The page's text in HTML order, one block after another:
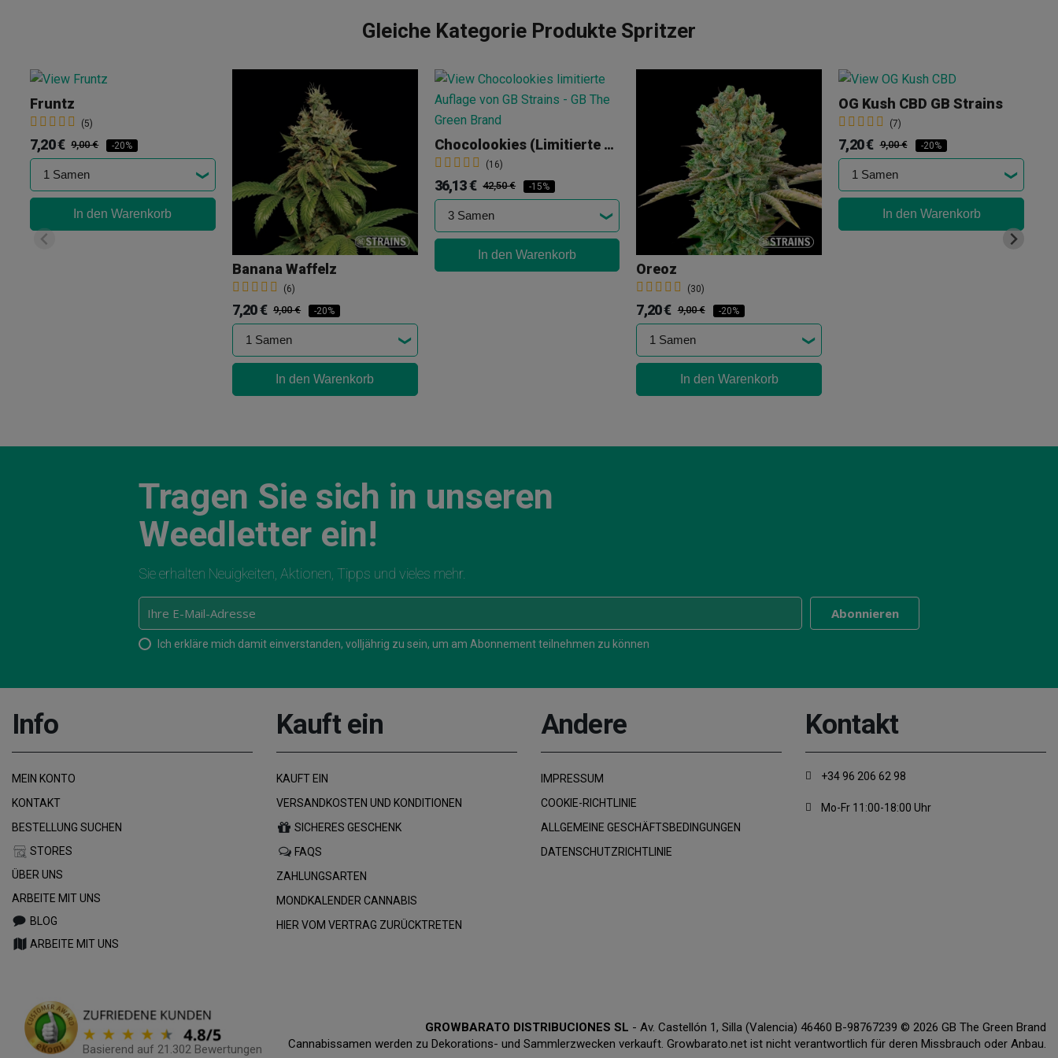
Gleiche Kategorie Produkte Spritzer
Fruntz
(5)
7,20 € 9,00 € -20%
In den Warenkorb
Banana Waffelz
(6)
7,20 € 9,00 € -20%
In den Warenkorb
Chocolookies (limitierte Auflage)
(16)
36,13 € 42,50 € -15%
In den Warenkorb
Oreoz
(30)
7,20 € 9,00 € -20%
In den Warenkorb
OG Kush CBD GB Strains
(7)
7,20 € 9,00 € -20%
In den Warenkorb
Tragen Sie sich in unseren
Weedletter ein!
Sie erhalten Neuigkeiten, Aktionen, Tipps und vieles mehr.
Ich erkläre mich damit einverstanden, volljährig zu sein, um am Abonnement teilnehmen zu können
Info
MEIN KONTO
KONTAKT
BESTELLUNG SUCHEN
STORES
ÜBER UNS
ARBEITE MIT UNS
BLOG
ARBEITE MIT UNS
Kauft ein
KAUFT EIN
VERSANDKOSTEN UND KONDITIONEN
SICHERES GESCHENK
FAQS
ZAHLUNGSARTEN
MONDKALENDER CANNABIS
HIER VOM VERTRAG ZURÜCKTRETEN
Andere
IMPRESSUM
COOKIE-RICHTLINIE
ALLGEMEINE GESCHÄFTSBEDINGUNGEN
DATENSCHUTZRICHTLINIE
Kontakt
+34 96 206 62 98
Mo-Fr 11:00-18:00 Uhr
Basierend auf 21.302 Bewertungen
GROWBARATO DISTRIBUCIONES SL - Av. Castellón 1, Silla (Valencia) 46460 B-98767239 © 2026 GB The Green Brand
Cannabissamen werden zu Dekorations- und Sammlerzwecken verkauft. Growbarato.net ist nicht verantwortlich für deren Missbrauch oder Anbau.